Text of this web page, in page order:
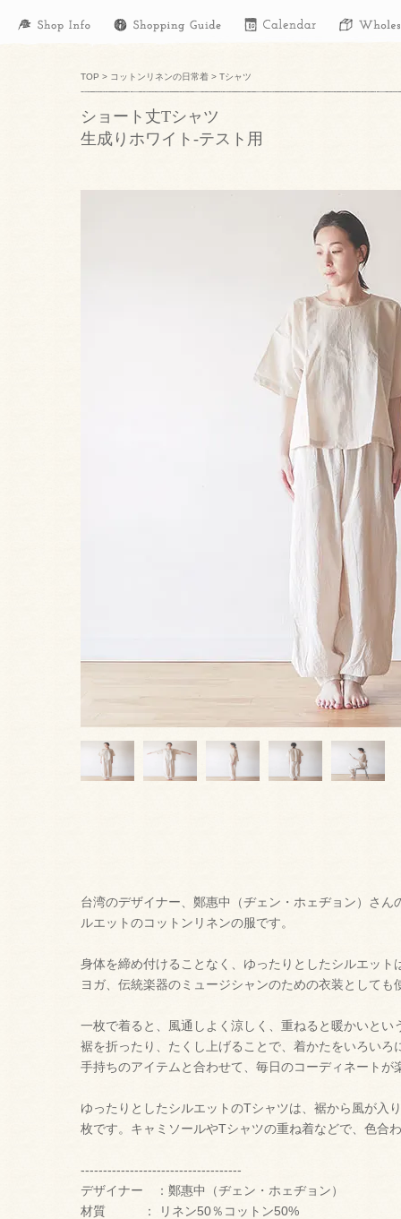
TOP > コットンリネンの日常着 > Tシャツ
ショート丈Tシャツ
生成りホワイト-テスト用
台湾のデザイナー、鄭惠中（ヂェン・ホェヂョン）さ
ルエットのコットンリネンの服です。
身体を締め付けることなく、ゆったりとしたシルエット
ヨガ、伝統楽器のミュージシャンのための衣装としても
一枚で着ると、風通しよく涼しく、重ねると暖かいとい
裾を折ったり、たくし上げることで、着かたをいろいろ
手持ちのアイテムと合わせて、毎日のコーディネートが
ゆったりとしたシルエットのTシャツは、裾から風が入
枚です。キャミソールやTシャツの重ね着などで、色合
------------------------------------
デザイナー ：鄭惠中（ヂェン・ホェヂョン）
材質 ： リネン50％コットン50%